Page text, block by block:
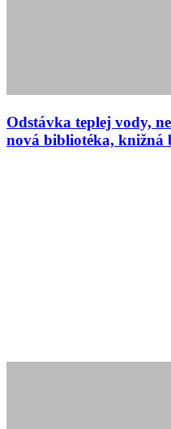
Odstávka teplej vody,
nová bibliotéka, knižná